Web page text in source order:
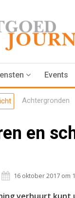
Events
Achtergronden
en
16 oktober 2017 om